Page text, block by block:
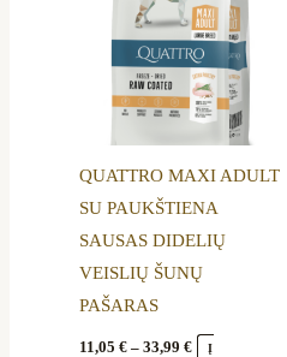
QUATTRO MAXI ADULT
SU PAUKŠTIENA
SAUSAS DIDELIŲ
VEISLIŲ ŠUNŲ
PAŠARAS
11,05€ – 33,99€ Į
variants.
The
options
may
be
chosen
on
the
product